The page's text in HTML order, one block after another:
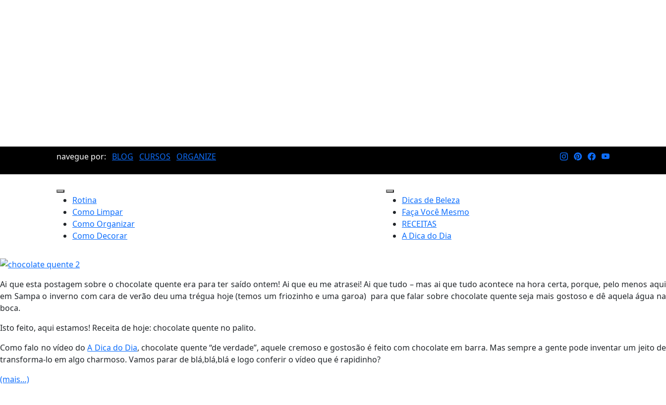
navegue por: BLOG CURSOS ORGANIZE
Rotina
Como Limpar
Como Organizar
Como Decorar
Dicas de Beleza
Faça Você Mesmo
RECEITAS
A Dica do Dia
Ai que esta postagem sobre o chocolate quente era para ter saído ontem! Ai que eu me atrasei! Ai que tudo – mas ai que tudo acontece na hora certa, porque, pelo menos aqui
em Sampa o inverno com cara de verão deu uma trégua hoje (temos um friozinho e uma garoa) para que falar sobre chocolate quente seja mais gostoso e dê aquela água na
boca.
Isto feito, aqui estamos! Receita de hoje: chocolate quente no palito.
Como falo no vídeo doA Dica do Dia, chocolate quente “de verdade”, aquele cremoso e gostosão é feito com chocolate em barra. Mas sempre a gente pode inventar um jeito de
transforma-lo em algo charmoso. Vamos parar de blá,blá,blá e logo conferir o vídeo que é rapidinho?
(mais…)